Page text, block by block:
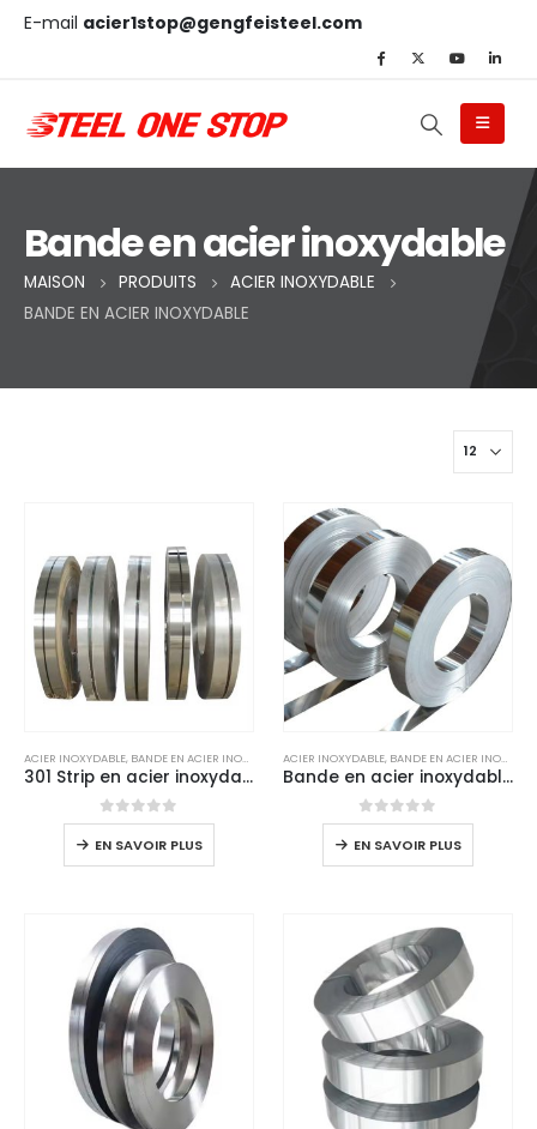
E-mail acier1stop@gengfeisteel.com
Bande en acier inoxydable
MAISON PRODUITS
ACIER INOXYDABLE
BANDE EN ACIER INOXYDABLE
ACIER INOXYDABLE, BANDE EN ACIER INOXYDABLE
301 Strip en acier inoxydable
0sur 5
EN SAVOIR PLUS
ACIER INOXYDABLE, BANDE EN ACIER INOXYDABLE
Bande en acier inoxydable 310S
0sur 5
EN SAVOIR PLUS